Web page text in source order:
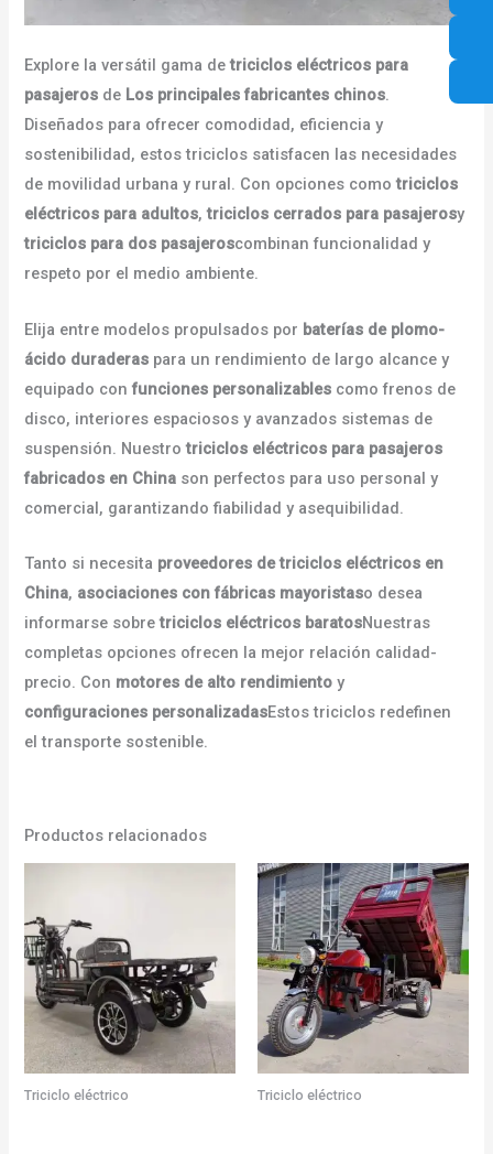
Explore la versátil gama detriciclos eléctricos para
pasajeros de Los principales fabricantes chinos.
Diseñados para ofrecer comodidad, eficiencia y
sostenibilidad, estos triciclos satisfacen las necesidades
de movilidad urbana y rural. Con opciones comotriciclos
eléctricos para adultos,triciclos cerrados para pasajerosy
triciclos para dos pasajeroscombinan funcionalidad y
respeto por el medio ambiente.
Elija entre modelos propulsados por baterías de plomo-
ácido duraderas para un rendimiento de largo alcance y
equipado confunciones personalizables como frenos de
disco, interiores espaciosos y avanzados sistemas de
suspensión. Nuestrotriciclos eléctricos para pasajeros
fabricados en China son perfectos para uso personal y
comercial, garantizando fiabilidad y asequibilidad.
Tanto si necesita proveedores de triciclos eléctricos en
China, asociaciones con fábricas mayoristaso desea
informarse sobretriciclos eléctricos baratosNuestras
completas opciones ofrecen la mejor relación calidad-
precio. Con motores de alto rendimiento y
configuraciones personalizadasEstos triciclos redefinen
el transporte sostenible.
Productos relacionados
Triciclo eléctrico Triciclo eléctrico